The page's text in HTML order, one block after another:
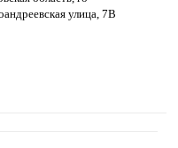
улица, 7В